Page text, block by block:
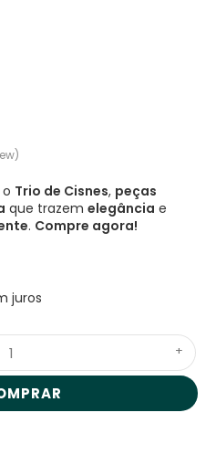
Trio de Cisnes, peças
que trazem elegância e
. Compre agora!
juros
+